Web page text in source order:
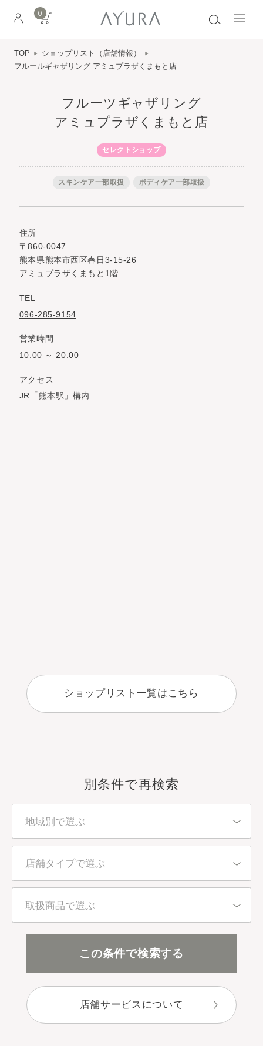
0
TOP
ショップリスト（店舗情報）
フルールギャザリング アミュプラザくまもと店
フルーツギャザリング
アミュプラザくまもと店
セレクトショップ
スキンケア一部取扱 ボディケア一部取扱
住所
〒860-0047
熊本県熊本市西区春日3-15-26
アミュプラザくまもと1階
TEL
096-285-9154
営業時間
10:00 ～ 20:00
アクセス
JR「熊本駅」構内
ショップリスト一覧はこちら
別条件で再検索
地域別で選ぶ
北海道・東北
店舗タイプで選ぶ
百貨店・直営店
アインズ＆トルペ（カウンセリング）
アインズ＆トルペ（セルフ）
セレクトショップ
取扱商品で選ぶ
ボディケア
この条件で検索する
店舗サービスについて